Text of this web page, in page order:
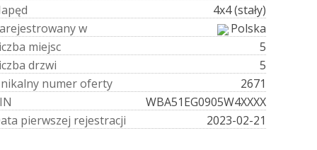
apęd
4x4 (stały)
arejestrowanyw
Polska
iczba miejsc
5
iczba drzwi
5
nikalny numeroferty
2671
IN
WBA51EG0905W4XXXX
ata pierwszej rejestracji 2023-02-21